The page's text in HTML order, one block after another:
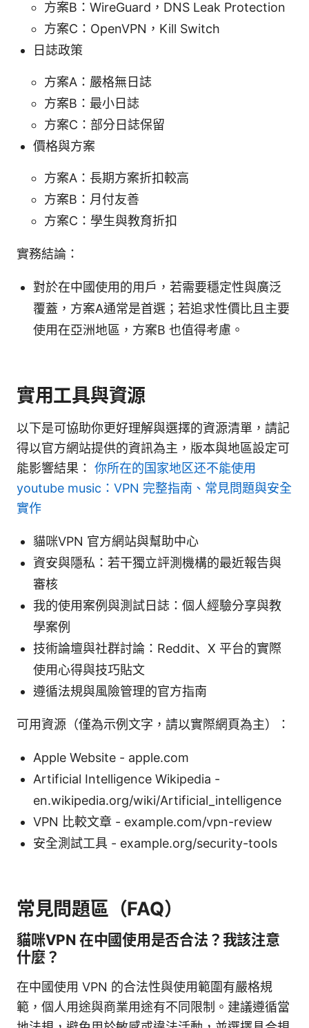
方案B：WireGuard，DNS Leak Protection
方案C：OpenVPN，Kill Switch
日誌政策
方案A：嚴格無日誌
方案B：最小日誌
方案C：部分日誌保留
價格與方案
方案A：長期方案折扣較高
方案B：月付友善
方案C：學生與教育折扣
實務結論：
對於在中國使用的用戶，若需要穩定性與廣泛
覆蓋，方案A通常是首選；若追求性價比且主要
使用在亞洲地區，方案B 也值得考慮。
實用工具與資源
以下是可協助你更好理解與選擇的資源清單，請記
得以官方網站提供的資訊為主，版本與地區設定可
能影響結果： 你所在的国家地区还不能使用
youtube music：VPN 完整指南、常見問題與安全
實作
貓咪VPN 官方網站與幫助中心
資安與隱私：若干獨立評測機構的最近報告與
審核
我的使用案例與測試日誌：個人經驗分享與教
學案例
技術論壇與社群討論：Reddit、X 平台的實際
使用心得與技巧貼文
遵循法規與風險管理的官方指南
可用資源（僅為示例文字，請以實際網頁為主）：
Apple Website - apple.com
Artificial Intelligence Wikipedia -
en.wikipedia.org/wiki/Artificial_intelligence
VPN 比較文章 - example.com/vpn-review
安全測試工具 - example.org/security-tools
常見問題區（FAQ）
貓咪VPN 在中國使用是否合法？我該注意
什麼？
在中國使用 VPN 的合法性與使用範圍有嚴格規
範，個人用途與商業用途有不同限制。建議遵循當